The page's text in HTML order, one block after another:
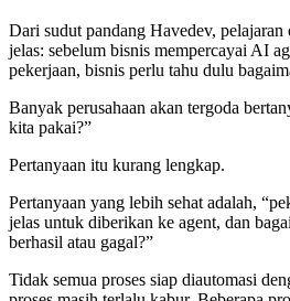
Dari sudut pandang Havedev,
jelas: sebelum bisnis mempercayai AI
pekerjaan, bisnis perlu tahu dulu
Banyak perusahaan akan tergoda
kita pakai?”
Pertanyaan itu kurang lengkap.
Pertanyaan yang lebih sehat adalah,
jelas untuk diberikan ke agent, dan
berhasil atau gagal?”
Tidak semua proses siap diautomasi